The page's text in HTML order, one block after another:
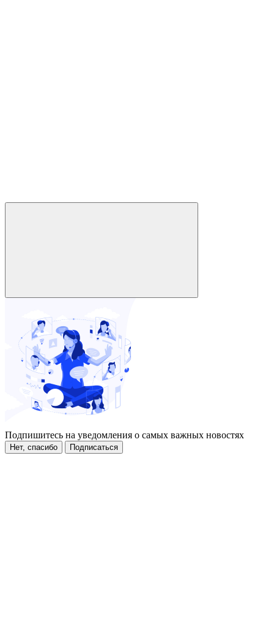
Подпишитесь на уведомления о самых важных новостях
Нет, спасибо Подписаться